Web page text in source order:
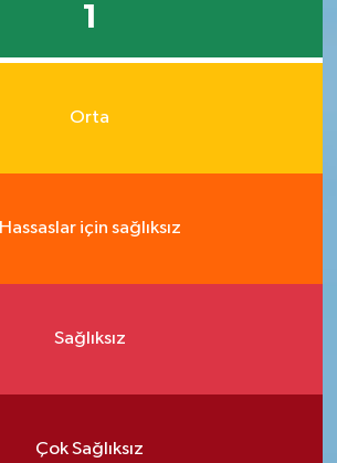
1
Orta
Hassaslar için sağlıksız
Sağlıksız
Çok Sağlıksız